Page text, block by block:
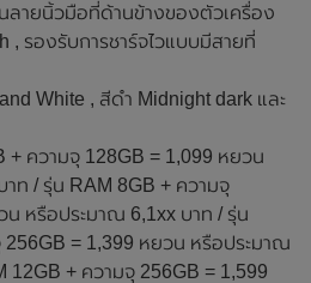
ลายนิ้วมือที่ด้านข้างของตัวเครื่อง
, รองรับการชาร์จไวแบบมีสายที่
White , สีดำ Midnight dark และ
+ ความจุ 128GB = 1,099 หยวน
ท / รุ่น RAM 8GB + ความจุ
น หรือประมาณ 6,1xx บาท / รุ่น
256GB = 1,399 หยวน หรือประมาณ
12GB + ความจุ 256GB = 1,599